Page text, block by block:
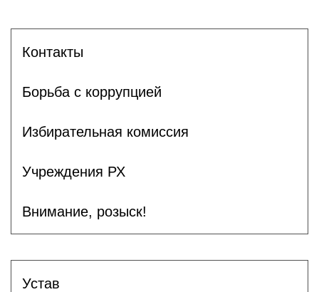
Контакты
Борьба с коррупцией
Избирательная комиссия
Учреждения РХ
Внимание, розыск!
Устав